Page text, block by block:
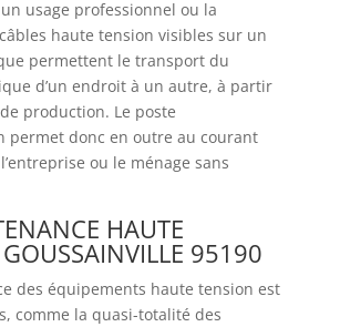
usage professionnel ou la
haute tension visibles sur un
permettent le transport du
d’un endroit à un autre, à partir
production. Le poste
permet donc en outre au courant
ou le ménage sans
HAUTE
95190
des équipements haute tension est
comme la quasi-totalité des